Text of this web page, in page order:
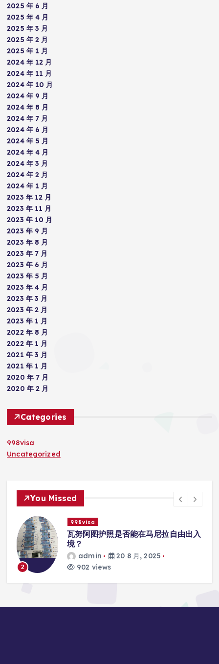
2025 年 6 月
2025 年 4 月
2025 年 3 月
2025 年 2 月
2025 年 1 月
2024 年 12 月
2024 年 11 月
2024 年 10 月
2024 年 9 月
2024 年 8 月
2024 年 7 月
2024 年 6 月
2024 年 5 月
2024 年 4 月
2024 年 3 月
2024 年 2 月
2024 年 1 月
2023 年 12 月
2023 年 11 月
2023 年 10 月
2023 年 9 月
2023 年 8 月
2023 年 7 月
2023 年 6 月
2023 年 5 月
2023 年 4 月
2023 年 3 月
2023 年 2 月
2023 年 1 月
2022 年 8 月
2022 年 1 月
2021 年 3 月
2021 年 1 月
2020 年 7 月
2020 年 2 月
Categories
998visa
Uncategorized
You Missed
3
998visa
瓦努阿图护照是否能在马尼拉使用国际
学校的注册？
admin
20 8 月, 2025
817 views